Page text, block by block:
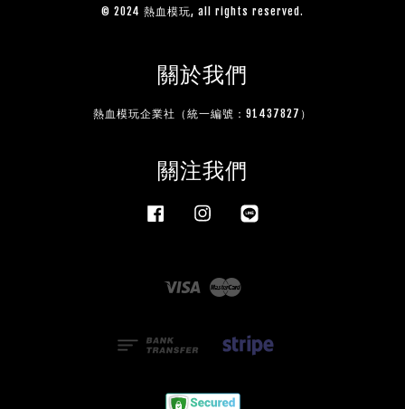
© 2024 熱血模玩, all rights reserved.
關於我們
熱血模玩企業社（統一編號：91437827）
關注我們
Facebook Instagram
Visa